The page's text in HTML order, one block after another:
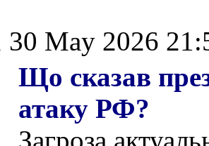
30 May 2026
Що сказав
атаку РФ?
Загроза